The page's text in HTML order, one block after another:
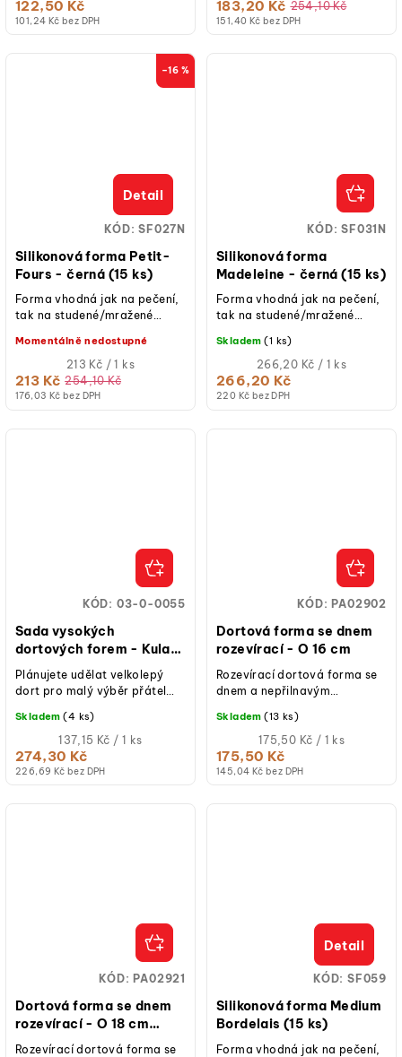
101,24 Kč bez DPH
122,50 Kč
cena:
151,40 Kč bez DPH
183,20 Kč 254,10 Kč
cena:
–16 %
Silikonová forma Petit-
Fours - černá (15 ks)
176,03 Kč bez DPH
213 Kč 254,10 Kč
Měrná
cena:
213 Kč / 1 ks
Momentálně nedostupné
Detail
Forma vhodná jak na pečení,
tak na studené/mražené
KÓD:SF027N
Silikonová forma
Madeleine - černá (15 ks)
220 Kč bez DPH
266,20 Kč
Měrná
cena:
266,20 Kč / 1 ks
Skladem (1 ks)
Forma vhodná jak na pečení,
tak na studené/mražené
KÓD:SF031N
Sada vysokých
dortových forem - Kulaté
15 cm (2 ks) WILTON
226,69 Kč bez DPH
274,30 Kč
Měrná
cena:
137,15 Kč / 1 ks
Skladem (4 ks)
Plánujete udělat velkolepý
dort pro malý výběr přátel
dortových forem od Wiltona...
KÓD: 03-0-0055
Dortová forma se dnem
rozevírací - O 16 cm
145,04 Kč bez DPH
175,50 Kč
Měrná
cena:
175,50 Kč / 1 ks
Skladem (13 ks)
Rozevírací dortová forma se
dnem a nepřilnavým
KÓD: PA02902
Dortová forma se dnem
rozevírací - O 18 cm
PATISSE
Rozevírací dortová forma se
KÓD: PA02921
Silikonová forma Medium
Bordelais (15 ks)
Detail
Forma vhodná jak na pečení,
KÓD: SF059